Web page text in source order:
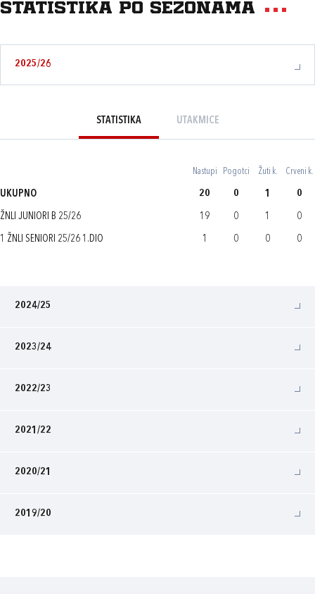
Statistika po sezonama
2025/26
STATISTIKA UTAKMICE
Nastupi Pogotci Žuti k. Crveni k.
UKUPNO 20 0 1 0
ŽNLI JUNIORI B 25/26 19 0 1 0
1 ŽNLI SENIORI 25/26 1.DIO 1 0 0 0
2024/25
2023/24
2022/23
2021/22
2020/21
2019/20